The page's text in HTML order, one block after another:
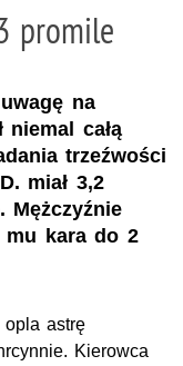
promile
na
niemal całą
trzeźwości
miał 3,2
Mężczyźnie
mu kara do 2
astrę
Kierowca